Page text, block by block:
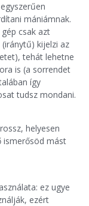
mániámnak.
csak azt
kijelzi az
tehát lehetne
is (a sorrendet
így
tudsz mondani.
helyesen
ismerősöd mást
ez ugye
ezért